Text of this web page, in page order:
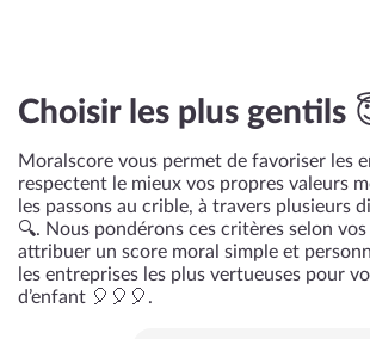
Choisir les plus gentils
Moralscore vous permet de favoriser les
respectent le mieux vos propres valeurs
les passons au crible, à travers plusieurs
🔍. Nous pondérons ces critères selon
attribuer un score moral simple et
les entreprises les plus vertueuses pour
d’enfant 🎈🎈🎈.